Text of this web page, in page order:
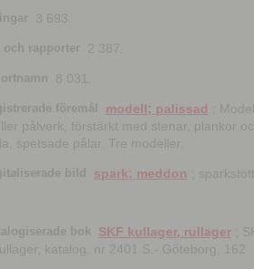
3 693.
och rapporter 2 387.
8 031.
föremål modell; palissad
;
pålverk, förstärkt med stenar, plankor
spetsade pålar. Tre modeller.
bild spark; meddon ;
bok SKF kullager, rullager ;
katalog. nr 2401 S.- Göteborg, 162